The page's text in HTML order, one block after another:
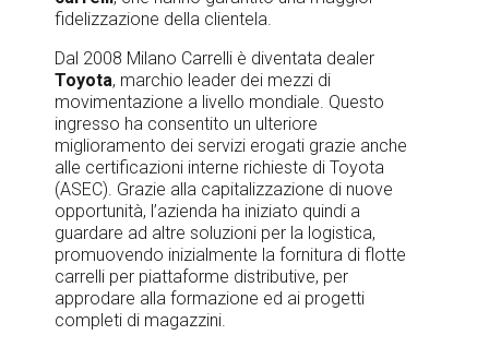
fidelizzazione della clientela.
Dal 2008 Milano Carrelli è diventata dealer
Toyota, marchio leader dei mezzi di
movimentazione a livello mondiale. Questo
ingresso ha consentito un ulteriore
miglioramento dei servizi erogati grazie anche
alle certificazioni interne richieste di Toyota
(ASEC). Grazie alla capitalizzazione di nuove
opportunità, l’azienda ha iniziato quindi a
guardare ad altre soluzioni per la logistica,
promuovendo inizialmente la fornitura di flotte
carrelli per piattaforme distributive, per
approdare alla formazione ed ai progetti
completi di magazzini.